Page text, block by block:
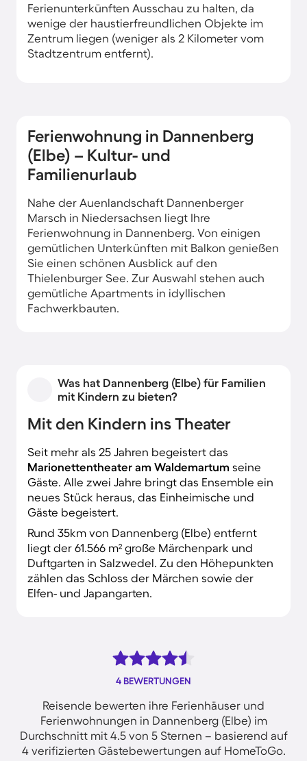
Ferienunterkünften Ausschau zu halten, da
wenige der haustierfreundlichen Objekte im
Zentrum liegen (weniger als 2 Kilometer vom
Stadtzentrum entfernt).
Ferienwohnung in Dannenberg
(Elbe) – Kultur- und
Familienurlaub
Nahe der Auenlandschaft Dannenberger
Marsch in Niedersachsen liegt Ihre
Ferienwohnung in Dannenberg. Von einigen
gemütlichen Unterkünften mit Balkon genießen
Sie einen schönen Ausblick auf den
Thielenburger See. Zur Auswahl stehen auch
gemütliche Apartments in idyllischen
Fachwerkbauten.
Was hat Dannenberg (Elbe) für Familien
mit Kindern zu bieten?
Mit den Kindern ins Theater
Seit mehr als 25 Jahren begeistert das
Marionettentheater am Waldemartum seine
Gäste. Alle zwei Jahre bringt das Ensemble ein
neues Stück heraus, das Einheimische und
Gäste begeistert.
Rund 35km von Dannenberg (Elbe) entfernt
liegt der 61.566 m² große Märchenpark und
Duftgarten in Salzwedel. Zu den Höhepunkten
zählen das Schloss der Märchen sowie der
Elfen- und Japangarten.
4 BEWERTUNGEN
Reisende bewerten ihre Ferienhäuser und
Ferienwohnungen in Dannenberg (Elbe) im
Durchschnitt mit 4.5 von 5 Sternen – basierend auf
4 verifizierten Gästebewertungen auf HomeToGo.